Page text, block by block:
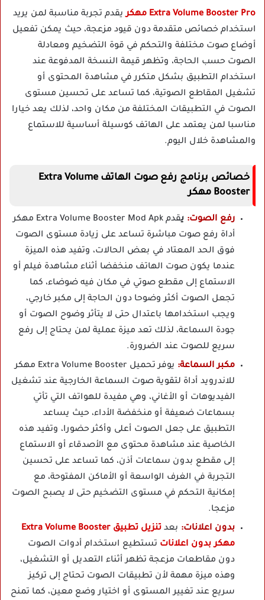
Extra Volume Booster Pro مهكر
يقدم تجربة مناسبة لمن يريد
استخدام خصائص متقدمة دون قيود مزعجة، حيث يمكن تفعيل
أوضاع صوت مختلفة والتحكم في قوة التضخيم ومعادلة
الصوت حسب الحاجة، وتظهر قيمة النسخة المدفوعة عند
استخدام التطبيق بشكل متكرر في مشاهدة المحتوى أو
تشغيل المقاطع الصوتية، كما تساعد على تحسين مستوى
الصوت في التطبيقات المختلفة من مكان واحد، لذلك يعد خيارا
مناسبا لمن يعتمد على الهاتف كوسيلة أساسية للاستماع
والمشاهدة خلال اليوم.
خصائص برنامج رفع صوت الهاتف Extra Volume
Booster مهكر
رفع الصوت: ي
قدم Extra Volume Booster Mod Apk مهكر
أداة رفع صوت مباشرة تساعد على زيادة مستوى الصوت
فوق الحد المعتاد في بعض الحالات، وتفيد هذه الميزة
عندما يكون صوت الهاتف منخفضا أثناء مشاهدة فيلم أو
الاستماع إلى مقطع صوتي في مكان فيه ضوضاء، كما
تجعل الصوت أكثر وضوحا دون الحاجة إلى مكبر خارجي،
ويجب استخدامها باعتدال حتى لا يتأثر وضوح الصوت أو
جودة السماعة، لذلك تعد ميزة عملية لمن يحتاج إلى رفع
سريع للصوت عند الضرورة.
مكبر السماعة:
يوفر تحميل Extra Volume Booster مهكر
للاندرويد أداة لتقوية صوت السماعة الخارجية عند تشغيل
الفيديوهات أو الأغاني، وهي مفيدة للهواتف التي تأتي
بسماعات ضعيفة أو منخفضة الأداء، حيث يساعد
التطبيق على جعل الصوت أعلى وأكثر حضورا، وتفيد هذه
الخاصية عند مشاهدة محتوى مع الأصدقاء أو الاستماع
إلى مقطع بدون سماعات أذن، كما تساعد على تحسين
التجربة في الغرف الواسعة أو الأماكن المفتوحة، مع
إمكانية التحكم في مستوى التضخيم حتى لا يصبح الصوت
مزعجا.
بدون اعلانات: بعد
تنزيل تطبيق Extra Volume Booster
مهكر بدون اعلانات تستطيع استخدام أدوات الصوت
دون مقاطعات مزعجة تظهر أثناء التعديل أو التشغيل،
وهذه ميزة مهمة لأن تطبيقات الصوت تحتاج إلى تركيز
سريع عند تغيير المستوى أو اختيار وضع معين، كما تمنح